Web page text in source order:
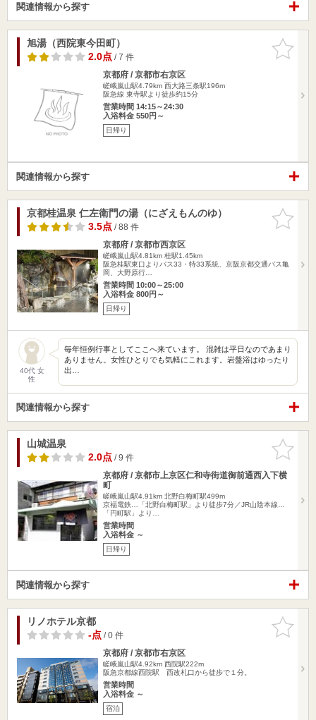
関連情報から探す
お気に入
りに追加
旭湯（西院東今田町）
2.0点/ 7 件
京都府 / 京都市右京区
嵯峨嵐山駅4.79km 西大路三条駅196m
阪急線 東寺駅より徒歩約15分
営業時間 14:15～24:30
入浴料金 550円～
日帰り
関連情報から探す
お気に入
りに追加
京都桂温泉 仁左衛門の湯（にざえもんのゆ）
3.5点/ 88 件
京都府 / 京都市西京区
嵯峨嵐山駅4.81km 桂駅1.45km
阪急桂駅東口よりバス33・特33系統、京阪京都交通バス亀
岡、大野原行…
営業時間 10:00～25:00
入浴料金 800円～
日帰り
40代 女
性
毎年恒例行事としてここへ来ています。 混雑は平日なのであまり
ありません。女性ひとりでも気軽にこれます。岩盤浴はゆったり
出…
関連情報から探す
お気に入
りに追加
山城温泉
2.0点/ 9 件
京都府 / 京都市上京区仁和寺街道御前通西入下横
町
嵯峨嵐山駅4.91km 北野白梅町駅499m
京福電鉄…「北野白梅町駅」より徒歩7分／JR山陰本線…
「円町駅」より…
営業時間
入浴料金 ～
日帰り
関連情報から探す
お気に入
りに追加
リノホテル京都
-点/ 0 件
京都府 / 京都市右京区
嵯峨嵐山駅4.92km 西院駅222m
阪急京都線西院駅 西改札口から徒歩で１分。
営業時間
入浴料金 ～
宿泊